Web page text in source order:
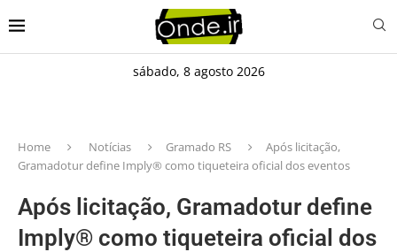
sábado, 8 agosto 2026
Home Notícias Gramado RS
Após licitação,
Gramadotur define Imply® como tiqueteira oficial dos eventos
Após licitação, Gramadotur define
Imply® como tiqueteira oficial dos